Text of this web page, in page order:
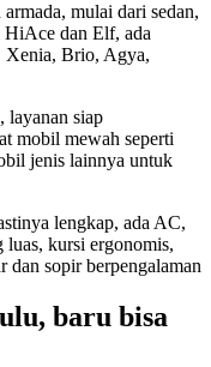
mulai dari sedan,
HiAce dan Elf, ada
Xenia, Brio, Agya,
layanan siap
mobil mewah seperti
jenis lainnya untuk
lengkap, ada AC,
luas, kursi ergonomis,
dan sopir berpengalaman
baru bisa